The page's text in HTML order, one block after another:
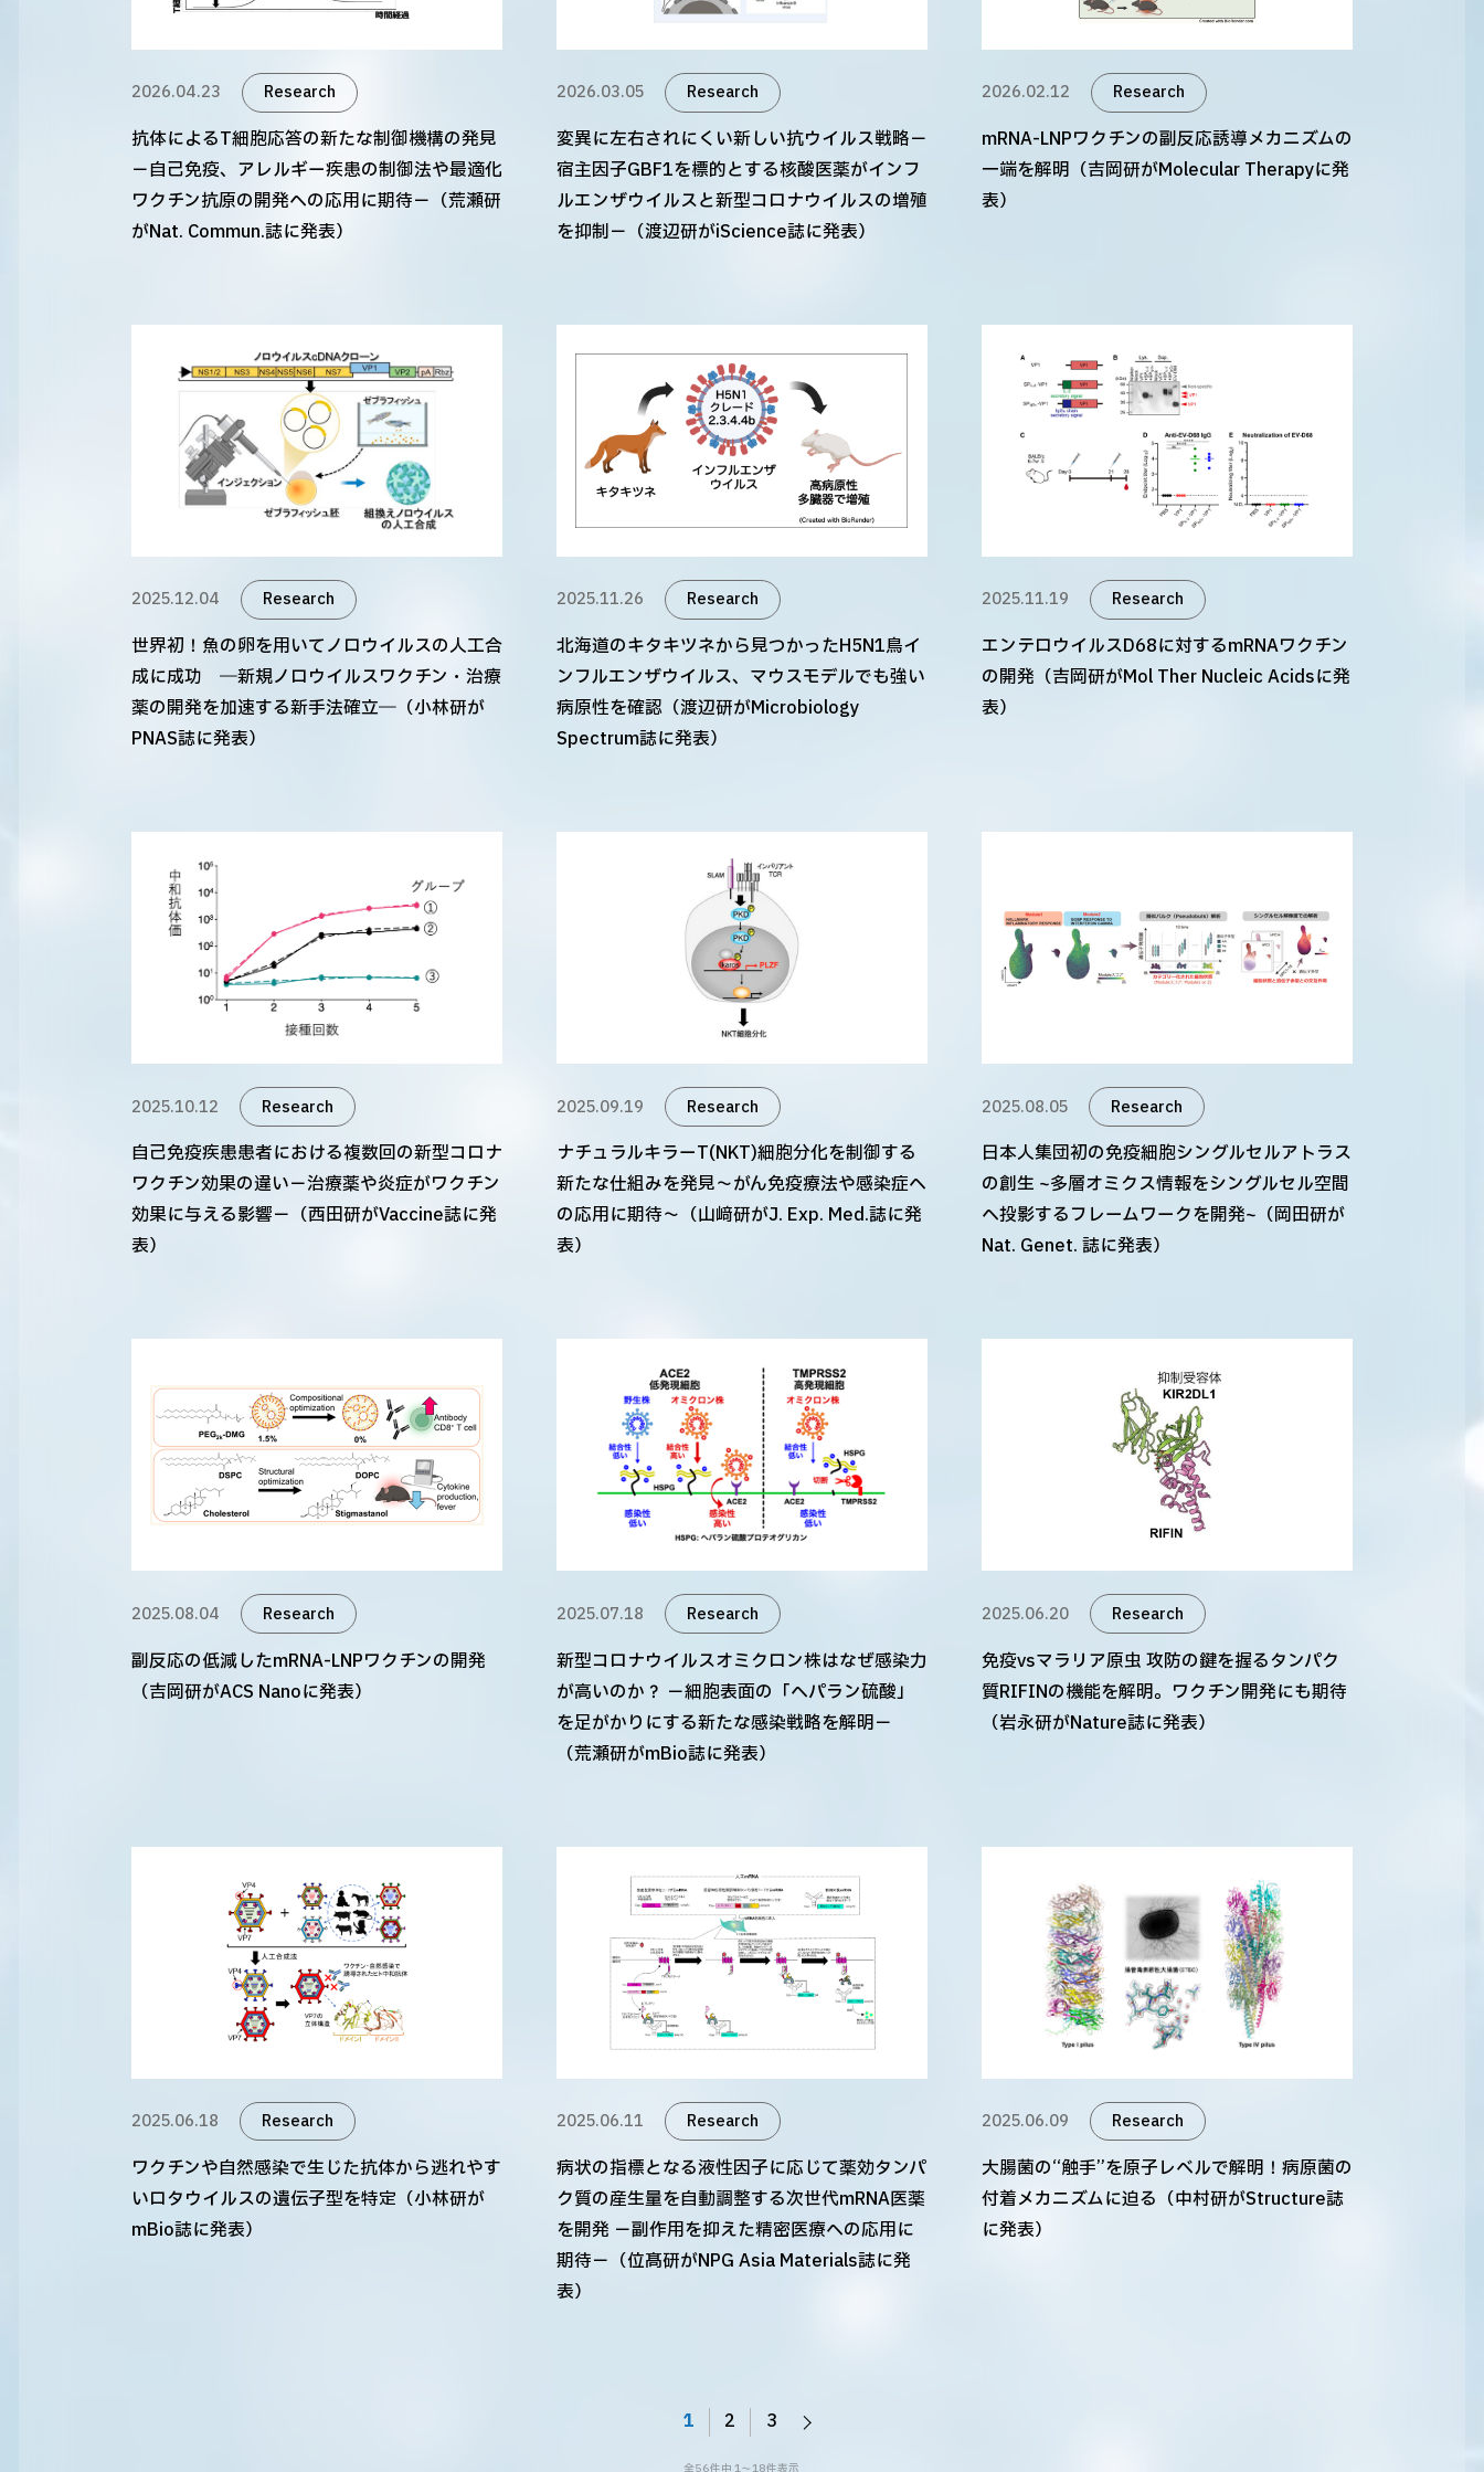
2026.04.23 Research
抗体によるT細胞応答の新たな制御機構の発見
－自己免疫、アレルギー疾患の制御法や最適化
ワクチン抗原の開発への応用に期待－（荒瀬研
がNat. Commun.誌に発表）
2026.03.05 Research
変異に左右されにくい新しい抗ウイルス戦略－
宿主因子GBF1を標的とする核酸医薬がインフ
ルエンザウイルスと新型コロナウイルスの増殖
を抑制－（渡辺研がiScience誌に発表）
2026.02.12 Research
mRNA-LNPワクチンの副反応誘導メカニズムの
一端を解明（吉岡研がMolecular Therapyに発
表）
2025.12.04 Research
世界初！魚の卵を用いてノロウイルスの人工合
成に成功 ―新規ノロウイルスワクチン・治療
薬の開発を加速する新手法確立―（小林研が
PNAS誌に発表）
2025.11.26 Research
北海道のキタキツネから見つかったH5N1鳥イ
ンフルエンザウイルス、マウスモデルでも強い
病原性を確認（渡辺研がMicrobiology
Spectrum誌に発表）
2025.11.19 Research
エンテロウイルスD68に対するmRNAワクチン
の開発（吉岡研がMol Ther Nucleic Acidsに発
表）
2025.10.12 Research
自己免疫疾患患者における複数回の新型コロナ
ワクチン効果の違い－治療薬や炎症がワクチン
効果に与える影響－（西田研がVaccine誌に発
表）
2025.09.19 Research
ナチュラルキラーT(NKT)細胞分化を制御する
新たな仕組みを発見～がん免疫療法や感染症へ
の応用に期待～（山﨑研がJ. Exp. Med.誌に発
表）
2025.08.05 Research
日本人集団初の免疫細胞シングルセルアトラス
の創生 ~多層オミクス情報をシングルセル空間
へ投影するフレームワークを開発~（岡田研が
Nat. Genet. 誌に発表）
2025.08.04 Research
副反応の低減したmRNA-LNPワクチンの開発
（吉岡研がACS Nanoに発表）
2025.07.18 Research
新型コロナウイルスオミクロン株はなぜ感染力
が高いのか？ －細胞表面の「ヘパラン硫酸」
を足がかりにする新たな感染戦略を解明－
（荒瀬研がmBio誌に発表）
2025.06.20 Research
免疫vsマラリア原虫 攻防の鍵を握るタンパク
質RIFINの機能を解明。ワクチン開発にも期待
（岩永研がNature誌に発表）
2025.06.18 Research
ワクチンや自然感染で生じた抗体から逃れやす
いロタウイルスの遺伝子型を特定（小林研が
mBio誌に発表）
2025.06.11 Research
病状の指標となる液性因子に応じて薬効タンパ
ク質の産生量を自動調整する次世代mRNA医薬
を開発 －副作用を抑えた精密医療への応用に
期待－（位髙研がNPG Asia Materials誌に発
表）
2025.06.09 Research
大腸菌の“触手”を原子レベルで解明！病原菌の
付着メカニズムに迫る（中村研がStructure誌
に発表）
1 2 3
全56件中 1～18件表示